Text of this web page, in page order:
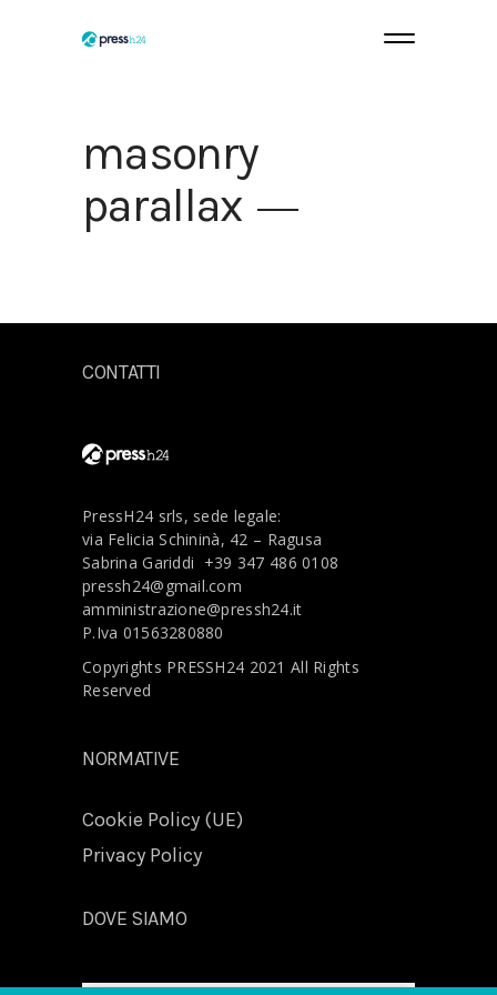
masonry
parallax
Sorry, no posts matched your criteria.
CONTATTI
PressH24 srls, sede legale:
via Felicia Schininà, 42 – Ragusa
Sabrina Gariddi +39 347 486 0108
pressh24@gmail.com
amministrazione@pressh24.it
P.Iva 01563280880
Copyrights PRESSH24 2021 All Rights
Reserved
NORMATIVE
Cookie Policy (UE)
Privacy Policy
DOVE SIAMO